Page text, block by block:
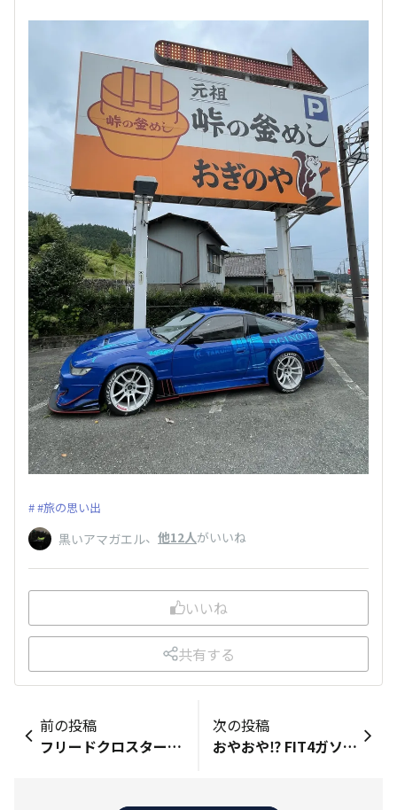
#旅の思い出
黒いアマガエル、 他12人がいいね
いいね
共有する
前の投稿
フリードクロスターAWDで新潟スキー旅行にいってきました。さすが豪雪地帯、一晩で愛車が雪でこんもりになりました！雪道も安定、安心して走れる四駆にありがたみを感じました。自動なのでいつ四駆に切り替わったか見えるともっと実感できそう
次の投稿
おやおや⁉️ FIT4ガソリン車がe:HEVを見てるぞ(￣▽￣)